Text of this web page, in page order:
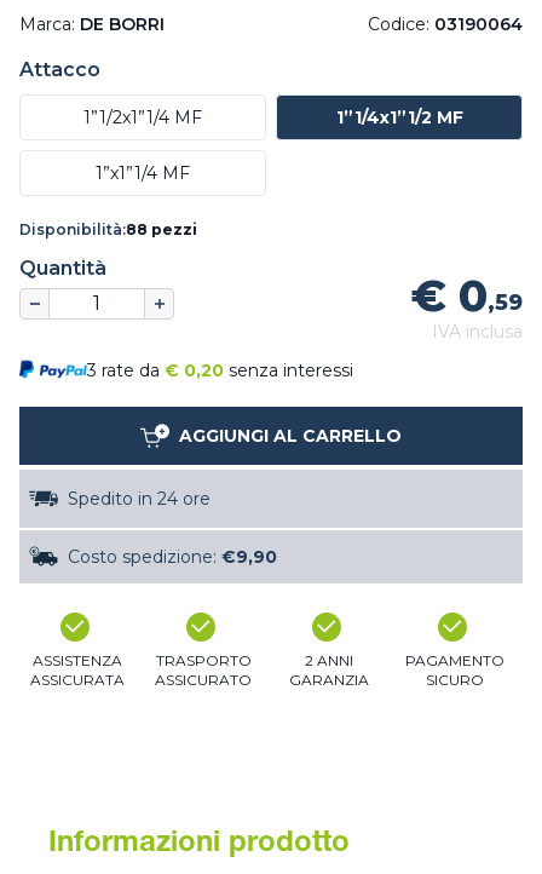
Marca: DE BORRI Codice: 03190064
Attacco
1”1/2x1”1/4 MF 1”1/4x1”1/2 MF
1”x1”1/4 MF
Disponibilità:88 pezzi
Quantità
€ 0,59
IVA inclusa
3 rate da € 0,20 senza interessi
AGGIUNGI AL CARRELLO
Spedito in 24 ore
Costo spedizione: €9,90
ASSISTENZA
ASSICURATA
TRASPORTO
ASSICURATO
2 ANNI
GARANZIA
PAGAMENTO
SICURO
Informazioni prodotto